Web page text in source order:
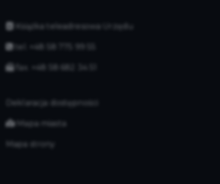
Książka teleadresowa Urzędu
tel. +48 58 775 99 55
fax. +48 58 682 34 51
Deklaracja dostępności
Mapa miasta
Mapa strony